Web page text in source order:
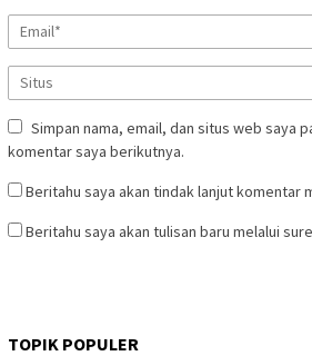
Simpan nama, email, dan situs web saya
komentar saya berikutnya.
Beritahu saya akan tindak lanjut komentar
Beritahu saya akan tulisan baru melalui
TOPIK POPULER